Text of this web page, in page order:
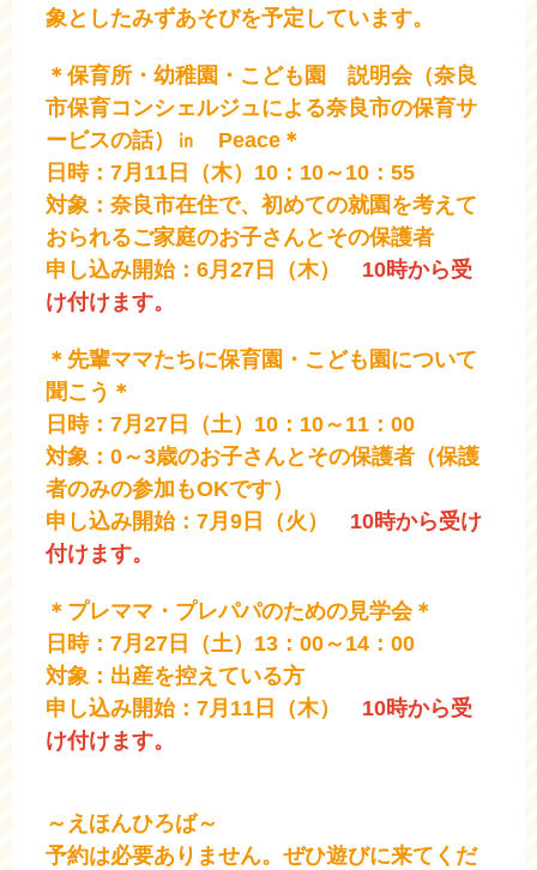
象としたみずあそびを予定しています。
＊保育所・幼稚園・こども園 説明会（奈良
市保育コンシェルジュによる奈良市の保育サ
ービスの話）㏌ Peace＊
日時：7月11日（木）10：10～10：55
対象：奈良市在住で、初めての就園を考えて
おられるご家庭のお子さんとその保護者
申し込み開始：6月27日（木） 10時から受
け付けます。
＊先輩ママたちに保育園・こども園について
聞こう＊
日時：7月27日（土）10：10～11：00
対象：0～3歳のお子さんとその保護者（保護
者のみの参加もOKです）
申し込み開始：7月9日（火） 10時から受け
付けます。
＊プレママ・プレパパのための見学会＊
日時：7月27日（土）13：00～14：00
対象：出産を控えている方
申し込み開始：7月11日（木） 10時から受
け付けます。
～えほんひろば～
予約は必要ありません。ぜひ遊びに来てくだ